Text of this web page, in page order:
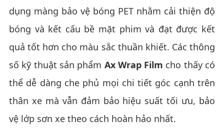
dụng màng bảo vệ bóng PET nhằm cải thiện độ
bóng và kết cấu bề mặt phim và đạt được kết
quả tốt hơn cho màu sắc thuần khiết. Các thông
số kỹ thuật sản phẩm Ax Wrap Film cho thấy có
thể dễ dàng che phủ mọi chi tiết góc cạnh trên
thân xe mà vẫn đảm bảo hiệu suất tối ưu, bảo
vệ lớp sơn xe theo cách hoàn hảo nhất.